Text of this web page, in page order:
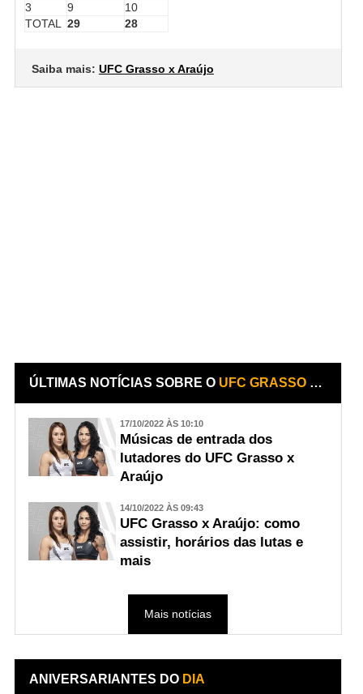
3
9
10
TOTAL 29 28
Saiba mais: UFC Grasso x Araújo
ÚLTIMAS NOTÍCIAS SOBRE O UFC GRASSO X ARAÚJO
17/10/2022 ÀS 10:10
Músicas de entrada dos
lutadores do UFC Grasso x
Araújo
14/10/2022 ÀS 09:43
UFC Grasso x Araújo: como
assistir, horários das lutas e
mais
Mais notícias
ANIVERSARIANTES DO DIA